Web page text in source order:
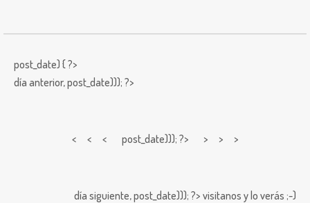
post_date) { ?>
día anterior,post_date))); ?>
< < < post_date))); ?> > > >
día siguiente,post_date))); ?> visitanos y lo verás ;-)